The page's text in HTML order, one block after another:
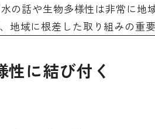
の話や生物多様性は非常に地
域に根差した取り組みの重要
に結び付く